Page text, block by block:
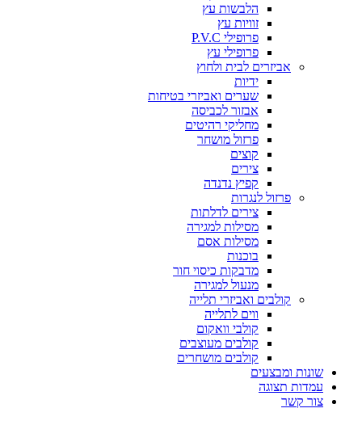
הלבשות עץ
זוויות עץ
פרופילי P.V.C
פרופילי עץ
אביזרים לבית ולחוץ
ידיות
שערים ואביזרי בטיחות
אבזור לכביסה
מחליקי רהיטים
פרזול מושחר
קוצים
צירים
קפיץ נדנדה
פרזול לנגרות
צירים לדלתות
מסילות למגירה
מסילות אסם
בוכנות
מדבקות כיסוי חור
מנעול למגירה
קולבים ואביזרי תלייה
ווים לתלייה
קולבי וואקום
קולבים מעוצבים
קולבים מושחרים
שונות ומבצעים
עמדות תצוגה
צור קשר